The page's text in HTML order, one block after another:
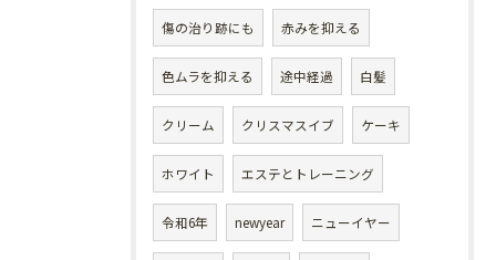
傷の治り跡にも 赤みを抑える
色ムラを抑える 途中経過 白髪
クリーム クリスマスイブ ケーキ
ホワイト エステとトレーニング
令和6年 newyear ニューイヤー